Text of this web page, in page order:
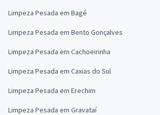
Limpeza Pesada em Bagé
Limpeza Pesada em Bento Gonçalves
Limpeza Pesada em Cachoeirinha
Limpeza Pesada em Caxias do Sul
Limpeza Pesada em Erechim
Limpeza Pesada em Gravataí